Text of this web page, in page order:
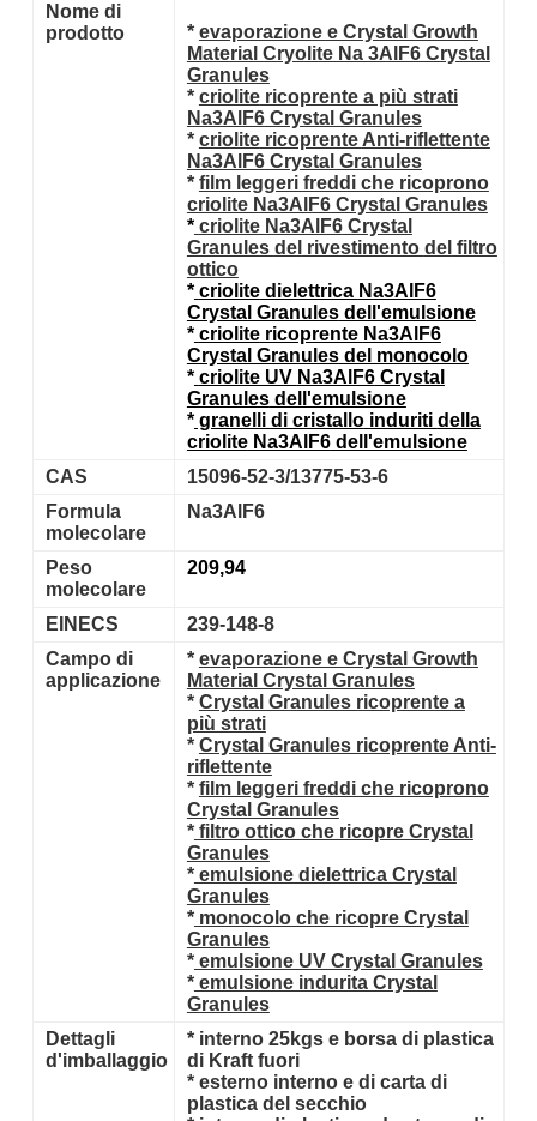
Nome di
prodotto
* evaporazione e Crystal Growth
Material Cryolite Na 3AlF6 Crystal
Granules
* criolitericoprente a più strati
Na3AlF6Crystal Granules
* criolitericoprenteAnti-riflettente
Na3AlF6Crystal Granules
* film leggeri freddi che ricoprono
criolite Na3AlF6Crystal Granules
* criolite Na3AlF6Crystal
Granules del rivestimento del filtro
ottico
* criolitedielettrica Na3AlF6
Crystal Granulesdell'emulsione
* criolitericoprente Na3AlF6
Crystal Granulesdel monocolo
* crioliteUV Na3AlF6Crystal
Granulesdell'emulsione
*granelli di cristalloinduriti della
crioliteNa3AlF6dell'emulsione
CAS
15096-52-3/13775-53-6
Formula
molecolare
Na3AlF6
Peso
molecolare
209,94
EINECS
239-148-8
Campo di
applicazione
* evaporazione e Crystal Growth
Material Crystal Granules
* Crystal Granules ricoprente a
più strati
* Crystal Granules ricoprente Anti-
riflettente
* film leggeri freddi che ricoprono
Crystal Granules
*filtro ottico che ricopre Crystal
Granules
*emulsione dielettrica Crystal
Granules
*monocolo che ricopre Crystal
Granules
*emulsione UV Crystal Granules
*emulsione indurita Crystal
Granules
Dettagli
d'imballaggio
*interno 25kgs e borsa di plastica
di Kraft fuori
*esterno interno e di carta di
plastica del secchio